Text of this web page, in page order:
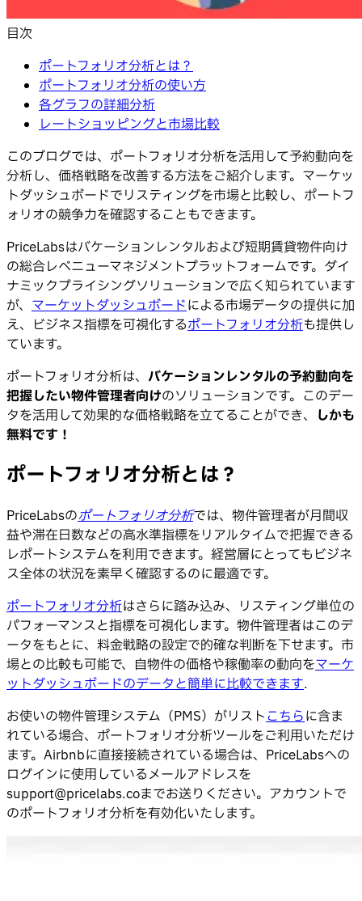
目次
ポートフォリオ分析とは？
ポートフォリオ分析の使い方
各グラフの詳細分析
レートショッピングと市場比較
このブログでは、ポートフォリオ分析を活用して予約動向を
分析し、価格戦略を改善する方法をご紹介します。マーケッ
トダッシュボードでリスティングを市場と比較し、ポートフ
ォリオの競争力を確認することもできます。
PriceLabsはバケーションレンタルおよび短期賃貸物件向け
の総合レベニューマネジメントプラットフォームです。ダイ
ナミックプライシングソリューションで広く知られています
が、 マーケットダッシュボードによる市場データの提供に加
え、ビジネス指標を可視化するポートフォリオ分析も提供し
ています。
ポートフォリオ分析は、 バケーションレンタルの予約動向を
把握したい物件管理者向けのソリューションです。このデー
タを活用して効果的な価格戦略を立てることができ、 しかも
無料です！
ポートフォリオ分析とは？
PriceLabsのポートフォリオ分析では、物件管理者が月間収
益や滞在日数などの高水準指標をリアルタイムで把握できる
レポートシステムを利用できます。経営層にとってもビジネ
ス全体の状況を素早く確認するのに最適です。
ポートフォリオ分析はさらに踏み込み、リスティング単位の
パフォーマンスと指標を可視化します。物件管理者はこのデ
ータをもとに、料金戦略の設定で的確な判断を下せます。市
場との比較も可能で、自物件の価格や稼働率の動向をマーケ
ットダッシュボードのデータと簡単に比較できます.
お使いの物件管理システム（PMS）がリストこちらに含ま
れている場合、ポートフォリオ分析ツールをご利用いただけ
ます。Airbnbに直接接続されている場合は、PriceLabsへの
ログインに使用しているメールアドレスを
support@pricelabs.coまでお送りください。アカウントで
のポートフォリオ分析を有効化いたします。